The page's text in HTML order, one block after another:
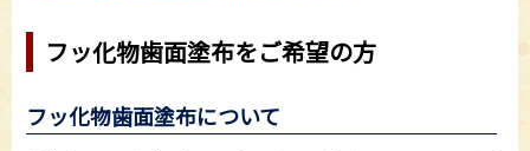
フッ化物歯面塗布をご希望の方
フッ化物歯面塗布について